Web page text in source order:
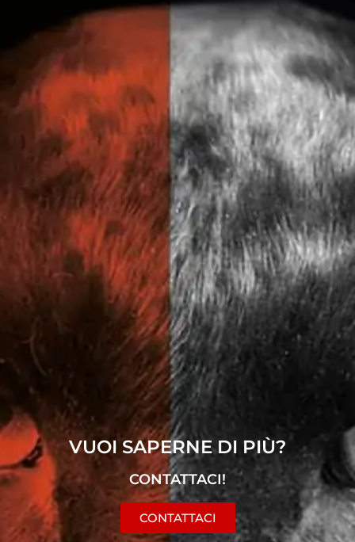
VUOI SAPERNE DI PIÙ?
CONTATTACI!
CONTATTACI